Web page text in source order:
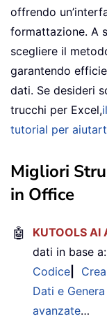
offrendo
formattazione. A
scegliere il
garantendo
dati. Se desideri
trucchi per Excel,
tutorial per
Migliori
in Office
🤖 KUTOOLS
dati in base a:
Codice
Dati e
avanzate…